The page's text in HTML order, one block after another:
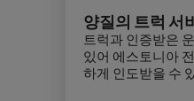
양질의 트럭 서
트럭과 인증받은
있어 에스토니아
하게 인도받을 수